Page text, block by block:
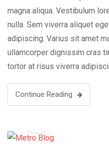
magna aliqua. Vestibulum
nulla. Sem viverra aliquet
adipiscing. Varius sit amet
ullamcorper dignissim cras
tortor at risus viverra
Continue Reading